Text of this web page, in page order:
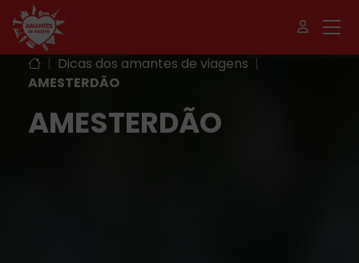
| Dicas dos amantes de viagens |
AMESTERDÃO
AMESTERDÃO